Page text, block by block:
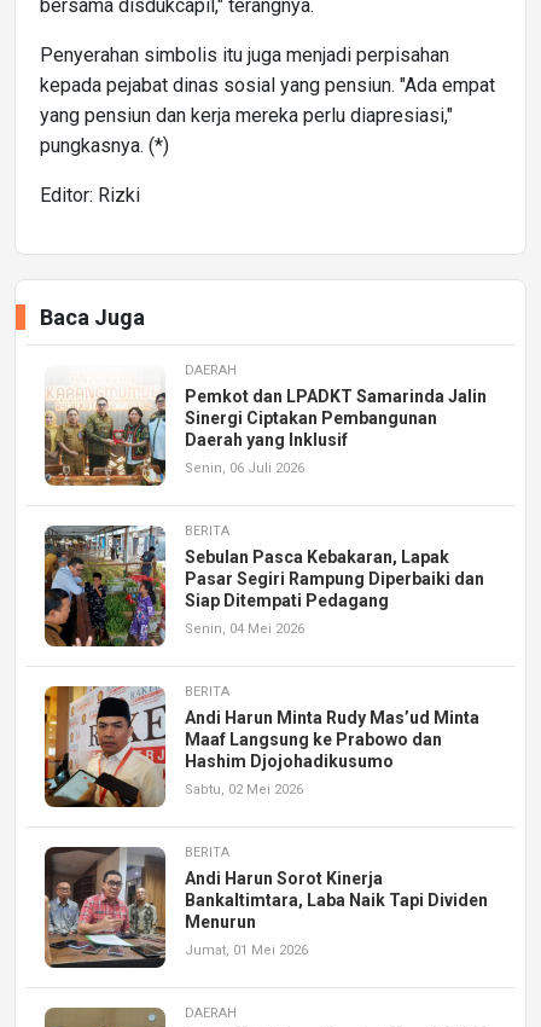
bersama disdukcapil," terangnya.
Penyerahan simbolis itu juga menjadi perpisahan
kepada pejabat dinas sosial yang pensiun. "Ada empat
yang pensiun dan kerja mereka perlu diapresiasi,"
pungkasnya. (*)
Editor: Rizki
Baca Juga
DAERAH
Pemkot dan LPADKT Samarinda Jalin
Sinergi Ciptakan Pembangunan
Daerah yang Inklusif
Senin, 06 Juli 2026
BERITA
Sebulan Pasca Kebakaran, Lapak
Pasar Segiri Rampung Diperbaiki dan
Siap Ditempati Pedagang
Senin, 04 Mei 2026
BERITA
Andi Harun Minta Rudy Mas’ud Minta
Maaf Langsung ke Prabowo dan
Hashim Djojohadikusumo
Sabtu, 02 Mei 2026
BERITA
Andi Harun Sorot Kinerja
Bankaltimtara, Laba Naik Tapi Dividen
Menurun
Jumat, 01 Mei 2026
DAERAH